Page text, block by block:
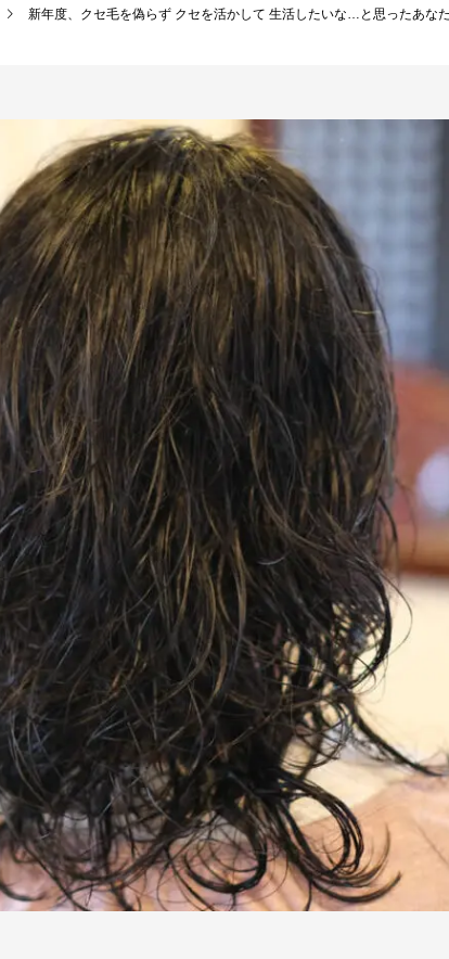
新年度、クセ毛を偽らず クセを活かして 生活したいな…と思ったあな